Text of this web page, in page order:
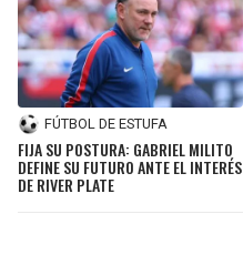
FÚTBOL DE ESTUFA
FIJA SU POSTURA: GABRIEL MILITO
DEFINE SU FUTURO ANTE EL INTERÉS
DE RIVER PLATE